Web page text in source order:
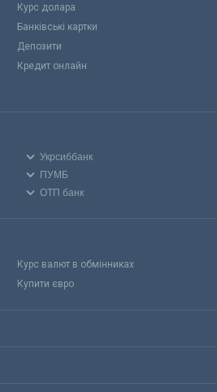
Курс долара
Банківські картки
Депозити
Кредит онлайн
Укрсиббанк
ПУМБ
ОТП банк
Курс валют в обмінниках
Купити євро